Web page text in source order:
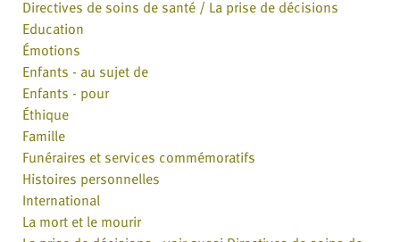
Directives de soins de santé / La prise de décisions
Education
Émotions
Enfants - au sujet de
Enfants - pour
Éthique
Famille
Funéraires et services commémoratifs
Histoires personnelles
International
La mort et le mourir